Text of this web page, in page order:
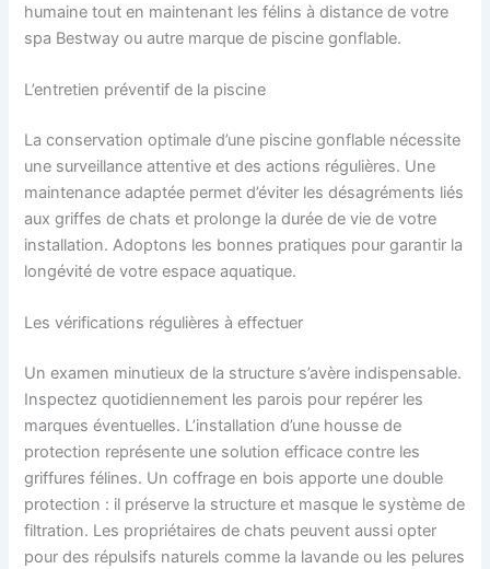
humaine tout en maintenant les félins à distance de votre
spa Bestway ou autre marque de piscine gonflable.
L’entretien préventif de la piscine
La conservation optimale d’une piscine gonflable nécessite
une surveillance attentive et des actions régulières. Une
maintenance adaptée permet d’éviter les désagréments liés
aux griffes de chats et prolonge la durée de vie de votre
installation. Adoptons les bonnes pratiques pour garantir la
longévité de votre espace aquatique.
Les vérifications régulières à effectuer
Un examen minutieux de la structure s’avère indispensable.
Inspectez quotidiennement les parois pour repérer les
marques éventuelles. L’installation d’une housse de
protection représente une solution efficace contre les
griffures félines. Un coffrage en bois apporte une double
protection : il préserve la structure et masque le système de
filtration. Les propriétaires de chats peuvent aussi opter
pour des répulsifs naturels comme la lavande ou les pelures